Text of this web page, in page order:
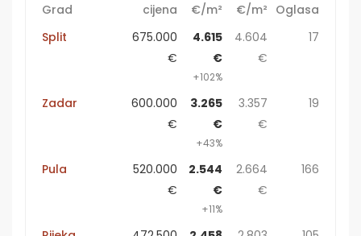
Grad
cijena
€/m²
€/m² Oglasa
Split
675.000
€
4.615
€
+102%
4.604
€
17
Zadar
600.000
€
3.265
€
+43%
3.357
€
19
Pula
520.000
€
2.544
€
+11%
2.664
€
166